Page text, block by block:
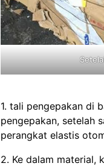
1. tali pengepakan di
pengepakan, setelah
perangkat elastis
2. Ke dalam